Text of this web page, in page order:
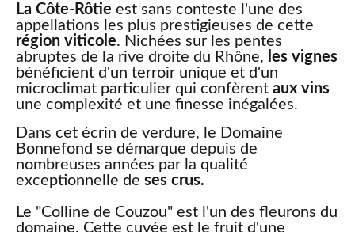
La Côte-Rôtie est sans conteste l'une des
appellations les plus prestigieuses de cette
région viticole. Nichées sur les pentes
abruptes de la rive droite du Rhône, les vignes
bénéficient d'un terroir unique et d'un
microclimat particulier qui confèrent aux vins
une complexité et une finesse inégalées.
Dans cet écrin de verdure, le Domaine
Bonnefond se démarque depuis de
nombreuses années par la qualité
exceptionnelle de ses crus.
Le "Colline de Couzou" est l'un des fleurons du
domaine. Cette cuvée est le fruit d'une